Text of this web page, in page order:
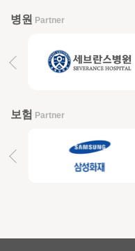
병원 Partner
보험 Partner